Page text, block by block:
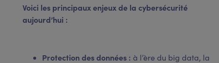
Voici les principaux enjeux de la cybersécurité
aujourd’hui :
Protection des données : à l’ère du big data, la